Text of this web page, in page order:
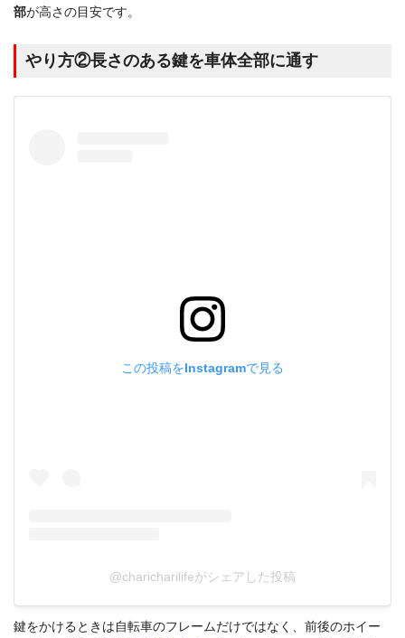
部が高さの目安です。
やり方②長さのある鍵を車体全部に通す
この投稿をInstagramで見る
@charicharilifeがシェアした投稿
鍵をかけるときは自転車のフレームだけではなく、前後のホイー